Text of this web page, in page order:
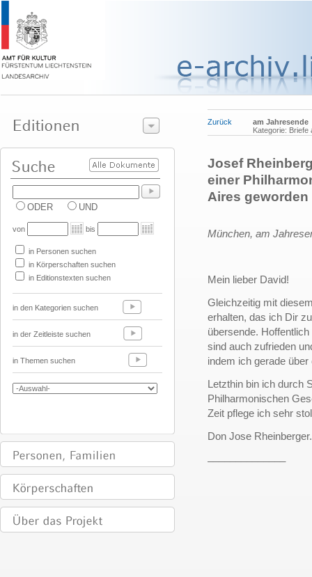
ODER UND
von bis
in Personen suchen
in Körperschaften suchen
in Editionstexten suchen
in den Kategorien suchen
in der Zeitleiste suchen
in Themen suchen
Zurück
am Jahresende
Kategorie: Briefe
Josef
einer
Aires geworden
München, am
Mein lieber David!
Gleichzeitig mit
erhalten, das ich Dir
übersende.
sind auch zufrieden
indem ich gerade
Letzthin bin ich durch
Philharmonischen
Zeit pflege ich sehr
Don Jose Rheinberger.